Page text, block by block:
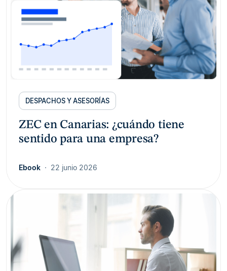
DESPACHOS Y ASESORÍAS
ZEC en Canarias: ¿cuándo tiene
sentido para una empresa?
Ebook 22 junio 2026